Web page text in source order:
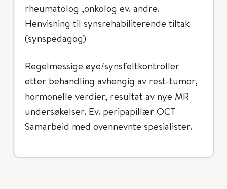
rheumatolog ,onkolog ev. andre.
Henvisning til synsrehabiliterende tiltak
(synspedagog)
Regelmessige øye/synsfeltkontroller
etter behandling avhengig av rest-tumor,
hormonelle verdier, resultat av nye MR
undersøkelser. Ev. peripapillær OCT
Samarbeid med ovennevnte spesialister.